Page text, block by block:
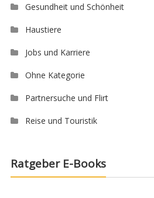
Gesundheit und Schönheit
Haustiere
Jobs und Karriere
Ohne Kategorie
Partnersuche und Flirt
Reise und Touristik
Ratgeber E-Books